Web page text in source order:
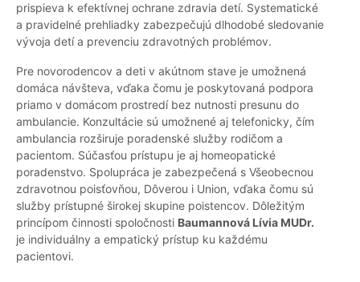
prispieva k efektívnej ochrane zdravia detí. Systematické
a pravidelné prehliadky zabezpečujú dlhodobé sledovanie
vývoja detí a prevenciu zdravotných problémov.
Pre novorodencov a deti v akútnom stave je umožnená
domáca návšteva, vďaka čomu je poskytovaná podpora
priamo v domácom prostredí bez nutnosti presunu do
ambulancie. Konzultácie sú umožnené aj telefonicky, čím
ambulancia rozširuje poradenské služby rodičom a
pacientom. Súčasťou prístupu je aj homeopatické
poradenstvo. Spolupráca je zabezpečená s Všeobecnou
zdravotnou poisťovňou, Dôverou i Union, vďaka čomu sú
služby prístupné širokej skupine poistencov. Dôležitým
princípom činnosti spoločnosti Baumannová Lívia MUDr.
je individuálny a empatický prístup ku každému
pacientovi.